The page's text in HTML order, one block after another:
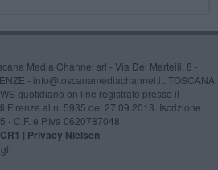
Media Channel srl - Via Dei Martelli, 8 -
- info@toscanamediachannel.it. TOSCANA
quotidiano on line registrato presso il
Firenze al n. 5935 del 27.09.2013. Iscrizione
- C.F. e P.Iva 0620787048
| Privacy Nielsen